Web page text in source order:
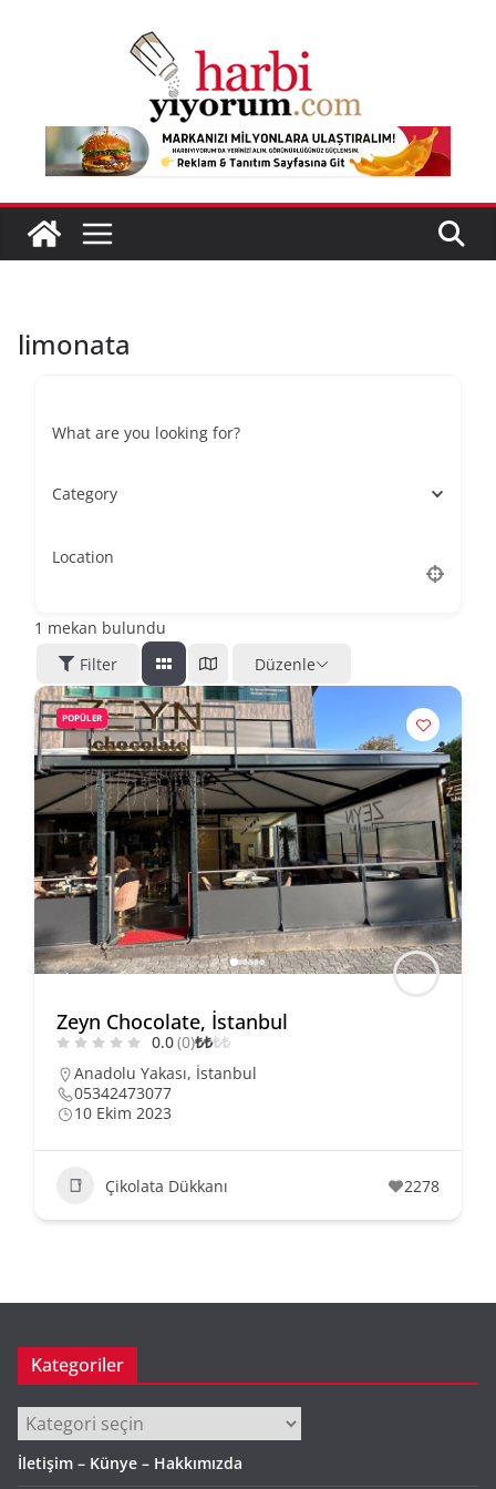
limonata
What are you looking for?
Category
Location
1 mekan bulundu
Filter
Düzenle
POPÜLER
Zeyn Chocolate, İstanbul
0.0(0)₺₺₺₺
Anadolu Yakası, İstanbul
05342473077
10 Ekim 2023
Çikolata Dükkanı 2278
Kategoriler
Kategoriler
İletişim – Künye – Hakkımızda